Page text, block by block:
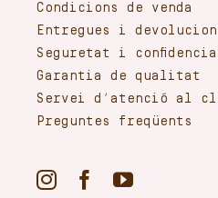
Condicions de venda
Entregues i
Seguretat i
Garantia de qualitat
Servei d’atenció al
Preguntes freqüents